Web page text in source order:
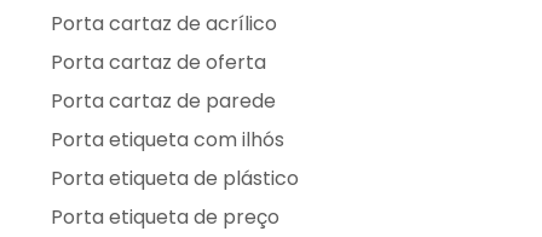
Porta cartaz de acrílico
Porta cartaz de oferta
Porta cartaz de parede
Porta etiqueta com ilhós
Porta etiqueta de plástico
Porta etiqueta de preço